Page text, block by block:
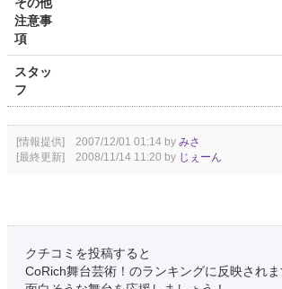
注意事
項
スタッ
フ
[情報提供] 2007/12/01 01:14 by みさ
[最終更新] 2008/11/14 11:20 by じぇーん
クチコミを投稿すると
CoRich舞台芸術！のランキングに反映されま